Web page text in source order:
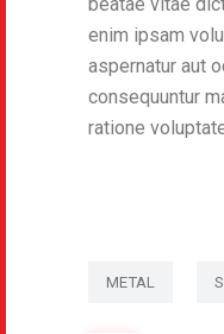
enim ipsam
aspernatur aut
consequuntur
ratione
METAL